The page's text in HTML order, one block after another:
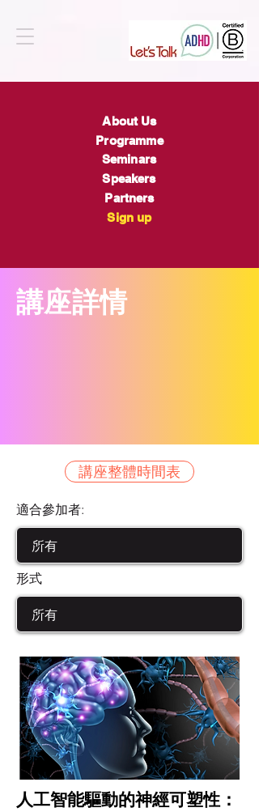
About Us
Programme
Seminars
Speakers
Partners
Sign up
​講座詳情
講座整體時間表
適合參加者:
形式
人工智能驅動的神經可塑性：